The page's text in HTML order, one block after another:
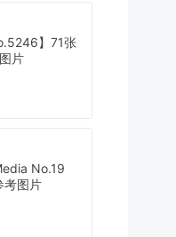
】71张
片
No.19
考图片